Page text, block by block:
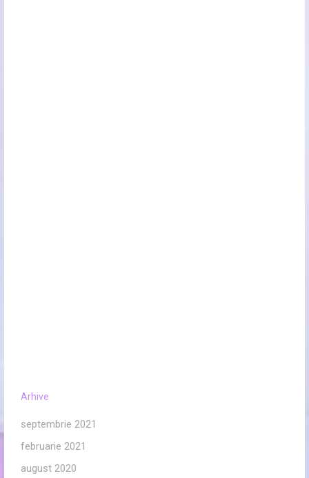
Arhive
septembrie 2021
februarie 2021
august 2020